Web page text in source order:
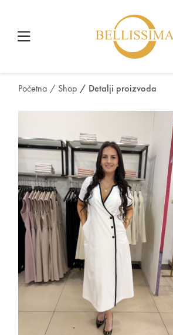
Početna / Shop / Detalji proizvoda